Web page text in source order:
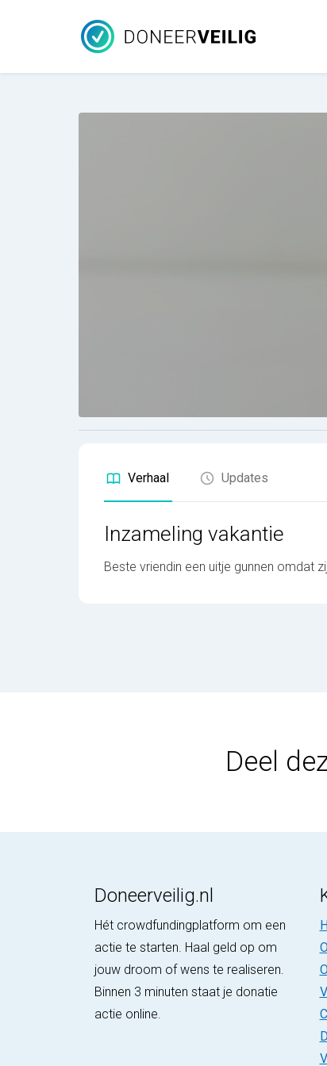
Verhaal Updates
Inzameling vakantie
Beste vriendin een uitje gunnen omdat
Deel
Doneerveilig.nl
Hét crowdfundingplatform om een
actie te starten. Haal geld op om
jouw droom of wens te realiseren.
Binnen 3 minuten staat je donatie
actie online.